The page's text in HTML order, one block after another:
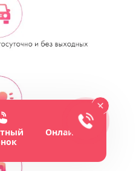
Онлайн-чат